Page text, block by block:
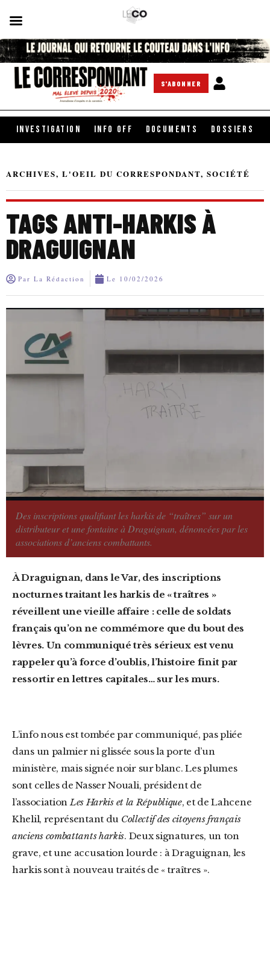
S'ABONNER
INVESTIGATION INFO OFF DOCUMENTS DOSSIERS
ARCHIVES, L'OEIL DU CORRESPONDANT, SOCIÉTÉ
TAGS ANTI-HARKIS À
DRAGUIGNAN
Par La Rédaction Le 10/02/2026
Des inscriptions qualifiant les harkis de “traîtres” sur un
distributeur et une fontaine à Draguignan, dénoncées par les
associations d’anciens combattants.
À Draguignan, dans le Var, des inscriptions
nocturnes traitant les harkis de « traîtres »
réveillent une vieille affaire : celle de soldats
français qu’on ne commémore que du bout des
lèvres. Un communiqué très sérieux est venu
rappeler qu’à force d’oublis, l’histoire finit par
ressortir en lettres capitales… sur les murs.
L’info nous est tombée par communiqué, pas pliée
dans un palmier ni glissée sous la porte d’un
ministère, mais signée noir sur blanc. Les plumes
sont celles de Nasser Nouali, président de
l’associationLes Harkis et la République, et de Lahcene
Khelil, représentant du Collectif des citoyens français
anciens combattants harkis. Deux signatures, un ton
grave, et une accusation lourde : à Draguignan, les
harkis sont à nouveau traités de « traîtres ».